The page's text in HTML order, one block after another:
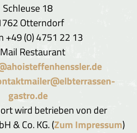
Schleuse 18
Otterndorf
+49 (0) 4751 22 13
Restaurant
gastro.de
wird betrieben von der
& Co. KG. (Zum Impressum)